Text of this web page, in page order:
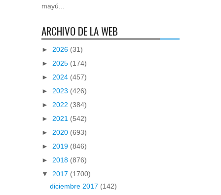
mayú...
ARCHIVO DE LA WEB
► 2026 (31)
► 2025 (174)
► 2024 (457)
► 2023 (426)
► 2022 (384)
► 2021 (542)
► 2020 (693)
► 2019 (846)
► 2018 (876)
▼ 2017 (1700)
diciembre 2017 (142)